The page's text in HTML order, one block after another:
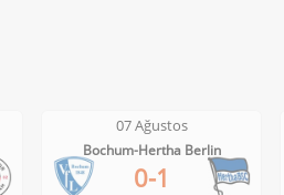
07 Ağustos
Bochum-Hertha Berlin